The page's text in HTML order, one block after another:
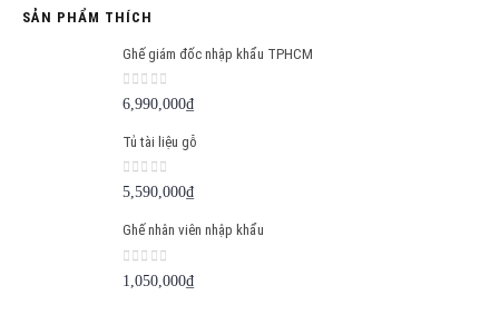
SẢN PHẨM THÍCH
Ghế giám đốc nhập khẩu TPHCM
0 out of 5
6,990,000₫
Tủ tài liệu gỗ
0 out of 5
5,590,000₫
Ghế nhân viên nhập khẩu
0 out of 5
1,050,000₫